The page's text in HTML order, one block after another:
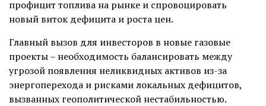
профицит топлива на рынке и спровоцировать
новый виток дефицита и роста цен.
Главный вызов для инвесторов в новые газовые
проекты – необходимость балансировать между
угрозой появления неликвидных активов из-за
энергоперехода и рисками локальных дефицитов,
вызванных геополитической нестабильностью.